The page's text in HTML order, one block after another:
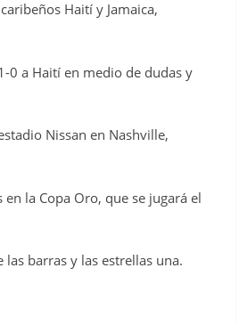
Haití y Jamaica,
0 a Haití en medio de dudas y
Nissan en Nashville,
la Copa Oro, que se jugará el
las barras y las estrellas una.